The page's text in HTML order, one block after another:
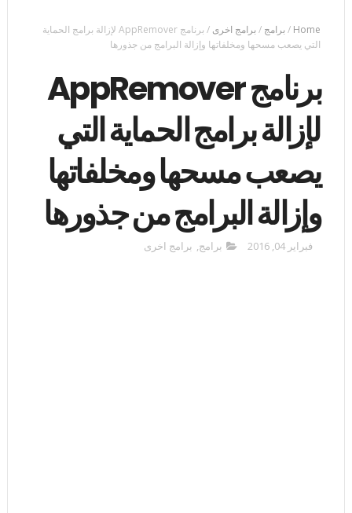
Home
/برامج /برامج اخرى /
برنامج AppRemover لإزالة برامج الحماية
التي يصعب مسحها ومخلفاتها وإزالة البرامج من جذورها
برنامج AppRemover
لإزالة برامج الحماية التي
يصعب مسحها ومخلفاتها
وإزالة البرامج من جذورها
فبراير 04, 2016 برامج, برامج اخرى